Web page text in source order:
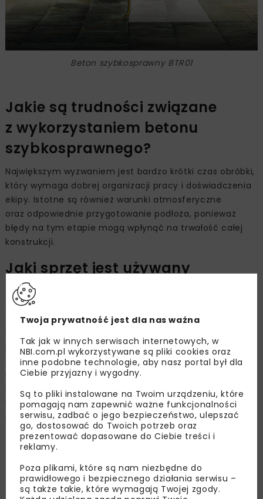
Beton szybkosprawny BTR01
Jakie są trudności związane
z wykorzystaniem betonu
szybkosprawnego?
Największym wyzwaniem jest bardzo krótki czas obróbki,
który wymaga dobrej organizacji pracy i doświadczenia
ekipy. Istotne są również warunki atmosferyczne
oraz odpowiednie przygotowanie podłoża, ponieważ
błędy na tym etapie mogą wpłynąć na trwałość całej
konstrukcji.
Jaki sprzęt jest używany
do produkcji betonu
szybkosprawnego?
posiadaniem mieszalnika wolumetrycznego –
ciężarówki, która jest wyposażona w kosze zasypowe
na wodę, specjalny szybki cement, piasek, mieszankę
kruszyw oraz chemię i może wyprodukować mieszankę
betonu szybkosprawnego według dowolnie ustawianych
parametrów.
Czy może Pan podać konkretny
przykład zastosowania tego
produktu?
Twoja prywatność jest dla nas ważna
Tak jak w innych serwisach internetowych, w
NBI.com.pl wykorzystywane są pliki cookies oraz
inne podobne technologie, aby nasz portal był dla
Ciebie przyjazny i wygodny.
Są to pliki instalowane na Twoim urządzeniu, które
pomagają nam zapewnić ważne funkcjonalności
serwisu, zadbać o jego bezpieczeństwo, ulepszać
go, dostosować do Twoich potrzeb oraz
prezentować dopasowane do Ciebie treści i
reklamy.
Poza plikami, które są nam niezbędne do
prawidłowego i bezpiecznego działania serwisu –
są także takie, które wymagają Twojej zgody.